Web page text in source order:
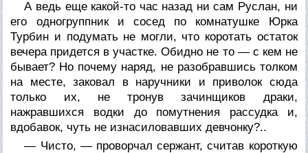
А ведь еще какой-то час назад ни сам Руслан, ни
его одногруппник и сосед по комнатушке Юрка
Турбин и подумать не могли, что коротать остаток
вечера придется в участке. Обидно не то — с кем не
бывает? Но почему наряд, не разобравшись толком
на месте, заковал в наручники и приволок сюда
только их, не тронув зачинщиков драки,
нажравшихся водки до помутнения рассудка и,
вдобавок, чуть не изнасиловавших девчонку?..
— Чисто, — проворчал сержант, считав короткую